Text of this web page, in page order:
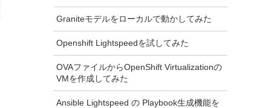
Graniteモデルをローカルで動かしてみた
Openshift Lightspeedを試してみた
OVAファイルからOpenShift Virtualizationの
VMを作成してみた
Ansible Lightspeed の Playbook生成機能を